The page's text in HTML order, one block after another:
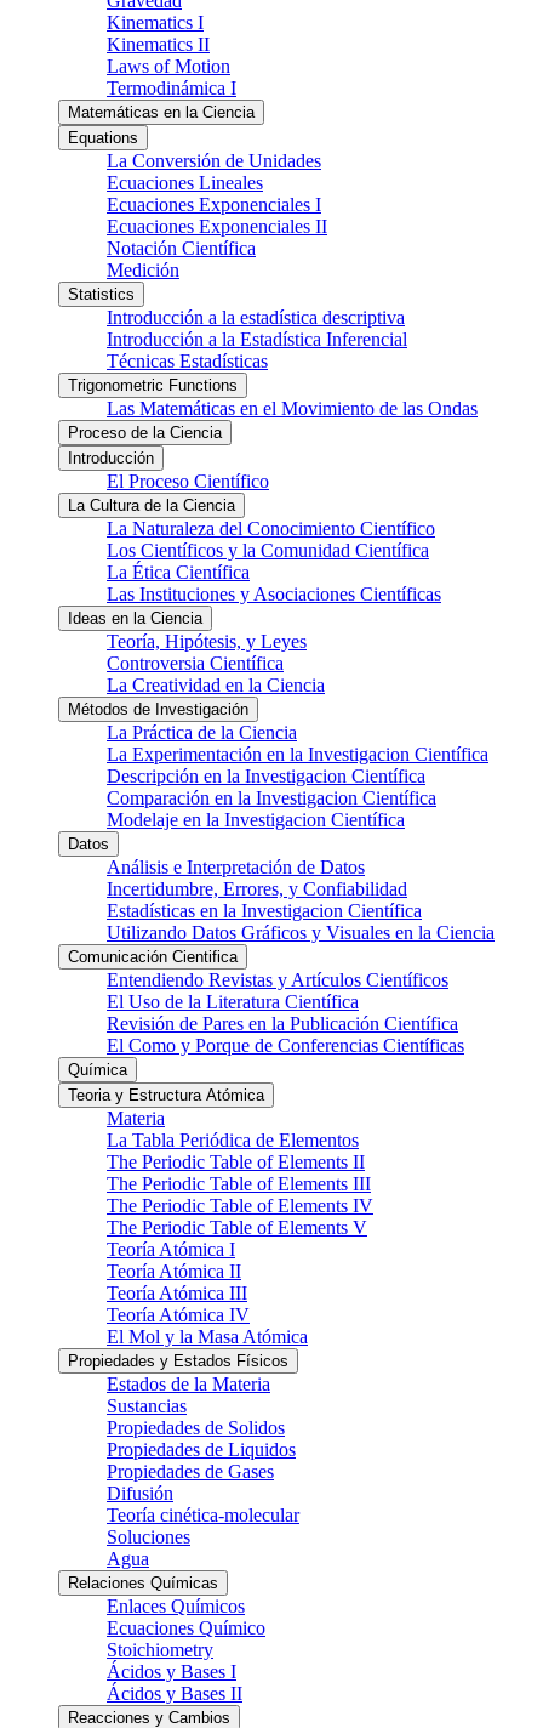
Kinematics I
Kinematics II
Laws of Motion
Termodinámica I
Matemáticas en la Ciencia
Equations
La Conversión de Unidades
Ecuaciones Lineales
Ecuaciones Exponenciales I
Ecuaciones Exponenciales II
Notación Científica
Medición
Statistics
Introducción a la estadística descriptiva
Introducción a la Estadística Inferencial
Técnicas Estadísticas
Trigonometric Functions
Las Matemáticas en el Movimiento de las Ondas
Proceso de la Ciencia
Introducción
El Proceso Científico
La Cultura de la Ciencia
La Naturaleza del Conocimiento Científico
Los Científicos y la Comunidad Científica
La Ética Científica
Las Instituciones y Asociaciones Científicas
Ideas en la Ciencia
Teoría, Hipótesis, y Leyes
Controversia Científica
La Creatividad en la Ciencia
Métodos de Investigación
La Práctica de la Ciencia
La Experimentación en la Investigacion Científica
Descripción en la Investigacion Científica
Comparación en la Investigacion Científica
Modelaje en la Investigacion Científica
Datos
Análisis e Interpretación de Datos
Incertidumbre, Errores, y Confiabilidad
Estadísticas en la Investigacion Científica
Utilizando Datos Gráficos y Visuales en la Ciencia
Comunicación Cientifica
Entendiendo Revistas y Artículos Científicos
El Uso de la Literatura Científica
Revisión de Pares en la Publicación Científica
El Como y Porque de Conferencias Científicas
Química
Teoria y Estructura Atómica
Materia
La Tabla Periódica de Elementos
The Periodic Table of Elements II
The Periodic Table of Elements III
The Periodic Table of Elements IV
The Periodic Table of Elements V
Teoría Atómica I
Teoría Atómica II
Teoría Atómica III
Teoría Atómica IV
El Mol y la Masa Atómica
Propiedades y Estados Físicos
Estados de la Materia
Sustancias
Propiedades de Solidos
Propiedades de Liquidos
Propiedades de Gases
Difusión
Teoría cinética-molecular
Soluciones
Agua
Relaciones Químicas
Enlaces Químicos
Ecuaciones Químico
Stoichiometry
Ácidos y Bases I
Ácidos y Bases II
Reacciones y Cambios